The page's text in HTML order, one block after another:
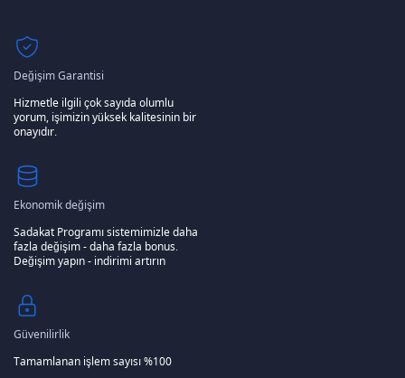
Değişim Garantisi
Hizmetle ilgili çok sayıda olumlu
yorum, işimizin yüksek kalitesinin bir
onayıdır.
Ekonomik değişim
Sadakat Programı sistemimizle daha
fazla değişim - daha fazla bonus.
Değişim yapın - indirimi artırın
Güvenilirlik
Tamamlanan işlem sayısı %100